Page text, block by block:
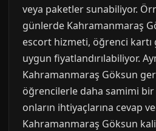
veya paketler sunabiliyor.
günlerde Kahramanmaraş
escort hizmeti, öğrenci
uygun fiyatlandırılabiliyor.
Kahramanmaraş Göksun
öğrencilerle daha samimi
onların ihtiyaçlarına cevap
Kahramanmaraş Göksun